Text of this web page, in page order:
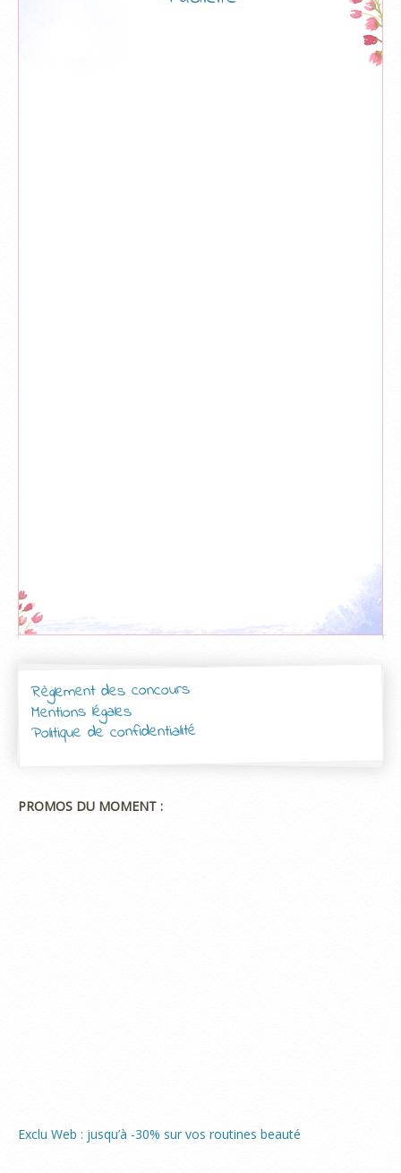
Règlement des concours
Mentions légales
Politique de confidentialité
PROMOS DU MOMENT :
Exclu Web : jusqu’à -30% sur vos routines beauté